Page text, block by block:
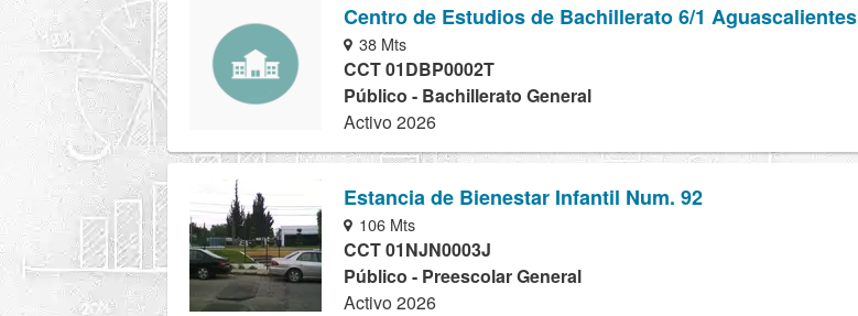
Centro de Estudios de Bachillerato 6/1 Aguascalientes
38 Mts
CCT 01DBP0002T
Público - Bachillerato General
Activo 2026
Estancia de Bienestar Infantil Num. 92
106 Mts
CCT 01NJN0003J
Público - Preescolar General
Activo 2026